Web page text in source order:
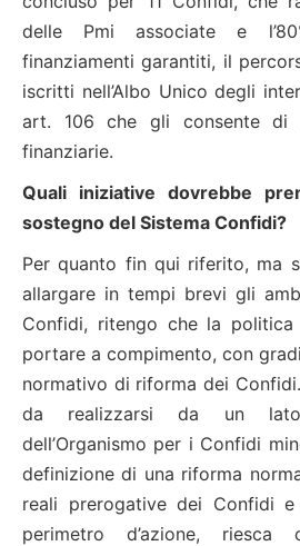
delle Pmi associate e
finanziamenti garantiti, il
iscritti nell’Albo Unico degli
art. 106 che gli consente di
finanziarie.
Quali iniziative dovrebbe
sostegno del Sistema Confidi?
Per quanto fin qui riferito, ma
allargare in tempi brevi gli
Confidi, ritengo che la politica
portare a compimento, con
normativo di riforma dei
da realizzarsi da un lato
dell’Organismo per i Confidi
definizione di una riforma
reali prerogative dei Confidi
perimetro d’azione,